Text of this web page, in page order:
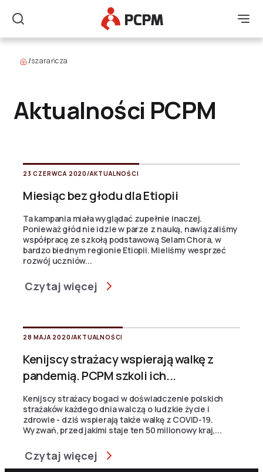
Szukaj
Główne Logo
/szarańcza
Aktualności PCPM
23 CZERWCA 2020 /AKTUALNOŚCI
Miesiąc bez głodu dla Etiopii
Ta kampania miała wyglądać zupełnie inaczej.
Ponieważ głód nie idzie w parze z nauką, nawiązaliśmy
współpracę ze szkołą podstawową Selam Chora, w
bardzo biednym regionie Etiopii. Mieliśmy wesprzeć
rozwój uczniów...
Czytaj więcej
28 MAJA 2020 /AKTUALNOŚCI
Kenijscy strażacy wspierają walkę z
pandemią. PCPM szkoli ich...
Kenijscy strażacy bogaci w doświadczenie polskich
strażaków każdego dnia walczą o ludzkie życie i
zdrowie - dziś wspierają także walkę z COVID-19.
Wyzwań, przed jakimi staje ten 50 milionowy kraj,...
Czytaj więcej